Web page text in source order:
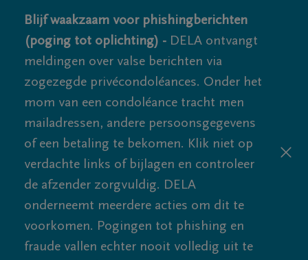
Blijf waakzaam voor phishingberichten
(poging tot oplichting) - DELA ontvangt
meldingen over valse berichten via
zogezegde privécondoléances. Onder het
mom van een condoléance tracht men
mailadressen, andere persoonsgegevens
of een betaling te bekomen. Klik niet op
verdachte links of bijlagen en controleer
de afzender zorgvuldig. DELA
onderneemt meerdere acties om dit te
voorkomen. Pogingen tot phishing en
fraude vallen echter nooit volledig uit te